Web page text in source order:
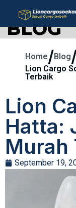
BLOG
Home/Blog
Lion Cargo
Terbaik
Lion
Hatta:
Murah
September 19,